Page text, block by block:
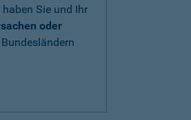
Sie und Ihr
oder